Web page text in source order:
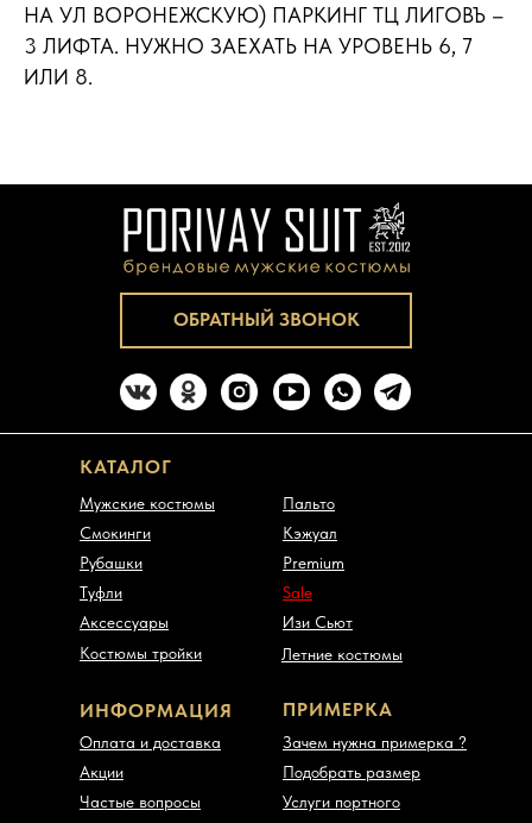
НА УЛ ВОРОНЕЖСКУЮ) ПАРКИНГ ТЦ ЛИГОВЪ –
3 ЛИФТА. НУЖНО ЗАЕХАТЬ НА УРОВЕНЬ 6, 7
ИЛИ 8.
ИНФОРМАЦИЯ ПРИМЕРКА
Зачем нужна примерка ?
Подобрать размер
Услуги портного
Оплата и доставка
Акции
Частые вопросы
Мужские костюмы
Костюмы тройки Летние костюмы
Смокинги
Рубашки
Туфли
Аксессуары
Пальто
Кэжуал
Premium
Sale
Изи Сьют
КАТАЛОГ
ОБРАТНЫЙ ЗВОНОК